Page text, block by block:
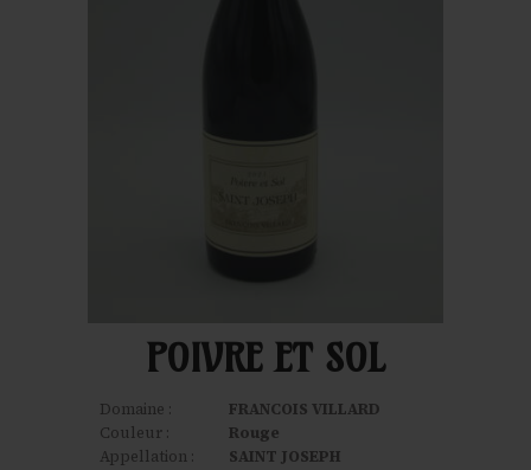
POIVRE ET SOL
Domaine :
FRANCOIS VILLARD
Couleur :
Rouge
Appellation :
SAINT JOSEPH